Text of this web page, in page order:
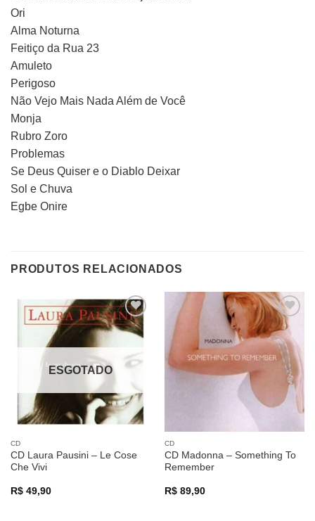
Ori
Alma Noturna
Feitiço da Rua 23
Amuleto
Perigoso
Não Vejo Mais Nada Além de Você
Monja
Rubro Zoro
Problemas
Se Deus Quiser e o Diablo Deixar
Sol e Chuva
Egbe Onire
PRODUTOS RELACIONADOS
Adicionar
a lista de
desejos
ESGOTADO
CD
CD Laura Pausini – Le Cose
Che Vivi
R$49,90
Adicionar
a lista de
desejos
CD
CD Madonna – Something To
Remember
R$89,90